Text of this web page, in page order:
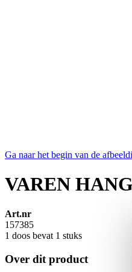
Ga naar het begin van de
VAREN
Art.nr
157385
1 doos bevat 1 stuks
Over dit product